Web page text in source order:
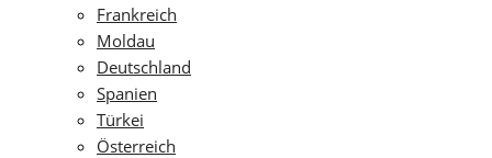
Frankreich
Moldau
Deutschland
Spanien
Türkei
Österreich